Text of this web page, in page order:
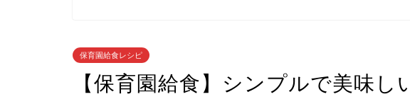
保育園給食レシピ
【保育園給食】シンプルで美味し